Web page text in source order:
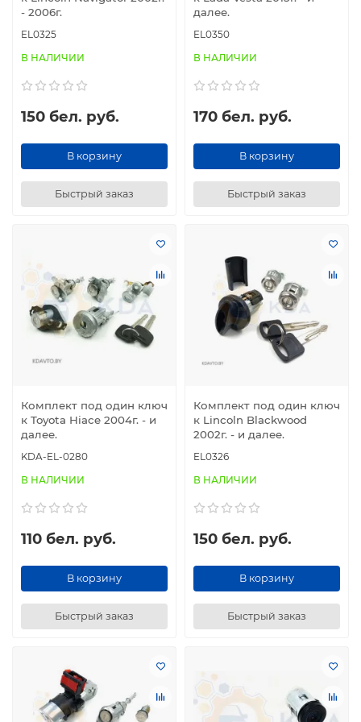
- 2006г.
EL0325
В НАЛИЧИИ
150 бел. руб.
В корзину
Быстрый заказ
далее.
EL0350
В НАЛИЧИИ
170 бел. руб.
В корзину
Быстрый заказ
Комплект под один ключ
к Toyota Hiace 2004г. - и
далее.
KDA-EL-0280
В НАЛИЧИИ
110 бел. руб.
В корзину
Быстрый заказ
Комплект под один ключ
к Lincoln Blackwood
2002г. - и далее.
EL0326
В НАЛИЧИИ
150 бел. руб.
В корзину
Быстрый заказ